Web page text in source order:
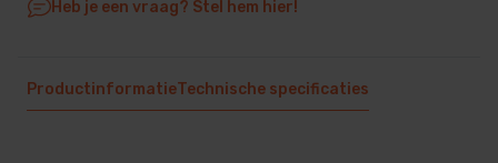
Heb je een vraag? Stel hem hier!
ProductinformatieTechnische specificaties